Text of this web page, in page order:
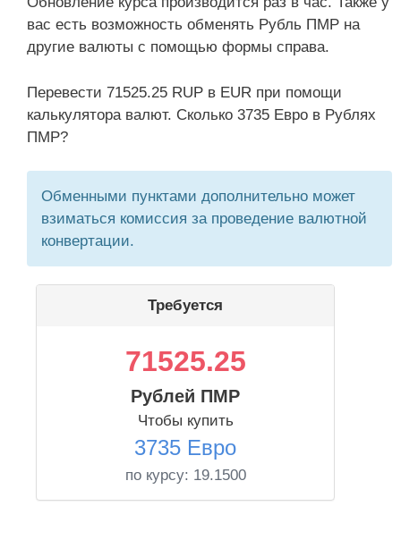
вас есть возможность обменять Рубль ПМР на
другие валюты с помощью формы справа.
Перевести 71525.25 RUP в EUR при помощи
калькулятора валют. Сколько 3735 Евро в Рублях
ПМР?
Обменными пунктами дополнительно может
взиматься комиссия за проведение валютной
конвертации.
Требуется
71525.25
Рублей ПМР
Чтобы купить
3735 Евро
по курсу: 19.1500